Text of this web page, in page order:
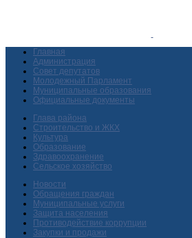
Главная
Администрация
Совет депутатов
Молодежный Парламент
Муниципальные образования
Официальные документы
Глава района
Строительство и ЖКХ
Культура
Образование
Здравоохранение
Сельское хозяйство
Новости
Обращения граждан
Муниципальные услуги
Защита населения
Противодействие коррупции
Закупки и продажи